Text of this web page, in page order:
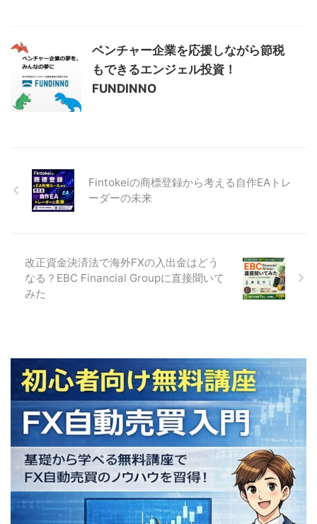
ベンチャー企業を応援しながら節税
もできるエンジェル投資！
FUNDINNO
Fintokeiの商標登録から考える自作EAトレ
ーダーの未来
改正資金決済法で海外FXの入出金はどう
なる？EBC Financial Groupに直接聞いて
みた